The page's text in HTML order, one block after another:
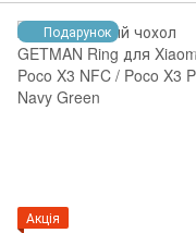
Подарунок
Акція